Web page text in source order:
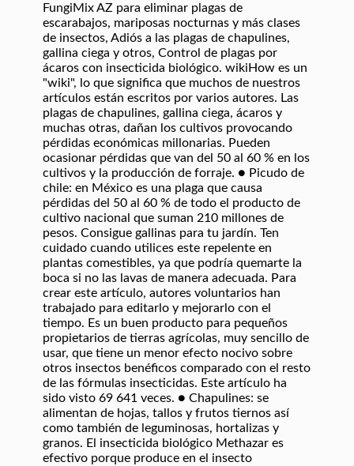
FungiMix AZ para eliminar plagas de
escarabajos, mariposas nocturnas y más clases
de insectos, Adiós a las plagas de chapulines,
gallina ciega y otros, Control de plagas por
ácaros con insecticida biológico. wikiHow es un
"wiki", lo que significa que muchos de nuestros
artículos están escritos por varios autores. Las
plagas de chapulines, gallina ciega, ácaros y
muchas otras, dañan los cultivos provocando
pérdidas económicas millonarias. Pueden
ocasionar pérdidas que van del 50 al 60 % en los
cultivos y la producción de forraje. ● Picudo de
chile: en México es una plaga que causa
pérdidas del 50 al 60 % de todo el producto de
cultivo nacional que suman 210 millones de
pesos. Consigue gallinas para tu jardín. Ten
cuidado cuando utilices este repelente en
plantas comestibles, ya que podría quemarte la
boca si no las lavas de manera adecuada. Para
crear este artículo, autores voluntarios han
trabajado para editarlo y mejorarlo con el
tiempo. Es un buen producto para pequeños
propietarios de tierras agrícolas, muy sencillo de
usar, que tiene un menor efecto nocivo sobre
otros insectos benéficos comparado con el resto
de las fórmulas insecticidas. Este artículo ha
sido visto 69 641 veces. ● Chapulines: se
alimentan de hojas, tallos y frutos tiernos así
como también de leguminosas, hortalizas y
granos. El insecticida biológico Methazar es
efectivo porque produce en el insecto